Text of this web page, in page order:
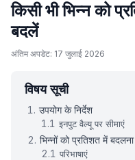
किसी भी भिन्न को
बदलें
अंतिम अपडेट: 17 जुलाई 2026
विषय सूची
उपयोग के निर्देश
इनपुट वैल्यू पर सीमाएं
भिन्नों को प्रतिशत में बदलना
परिभाषाएं